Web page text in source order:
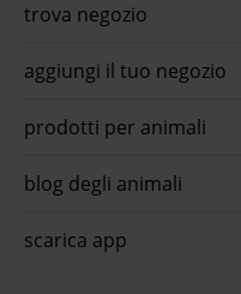
trova negozio
aggiungi il tuo negozio
prodotti per animali
blog degli animali
scarica app